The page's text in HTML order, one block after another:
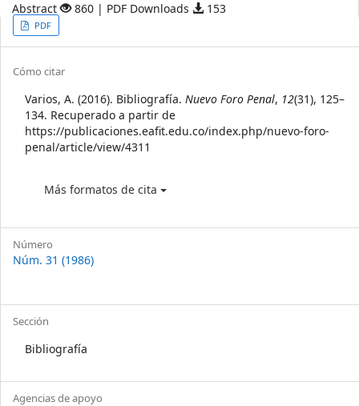
Abstract 860 | PDF Downloads 153
Article
Sidebar
PDF
Article
Details
Cómo citar
Varios, A. (2016). Bibliografía. Nuevo Foro Penal, 12(31), 125–
134. Recuperado a partir de
https://publicaciones.eafit.edu.co/index.php/nuevo-foro-
penal/article/view/4311
Más formatos de cita
Número
Núm. 31 (1986)
Sección
Bibliografía
Agencias de apoyo